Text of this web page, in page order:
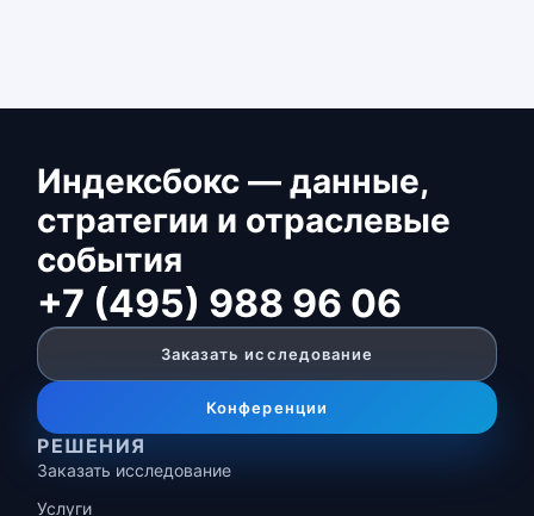
Индексбокс — данные,
стратегии и отраслевые
события
+7 (495) 988 96 06
Заказать исследование
Конференции
РЕШЕНИЯ
Заказать исследование
Услуги